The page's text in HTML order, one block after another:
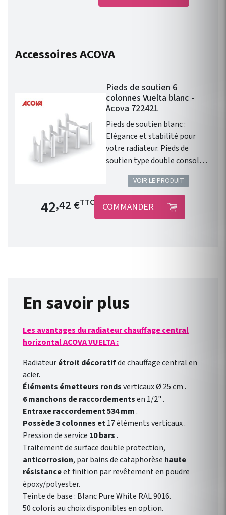
démontable blanche. 1 paire
écrou Ø 16,8 mm. 50 couleurs
50mm.
Accessoires ACOVA
Pieds de soutien 6
colonnes Vuelta blanc -
Acova 722421
Pieds de soutien blanc :
Elégance et stabilité pour
votre radiateur. Pieds de
soutien type double console
SOF amovible, pour Acova
VUELTA. Hauteur : 100mm.
Épaisseur : 6 colonnes.
Compatible : Chauffage
central : M6C5 / MMC5.
dans le même élan à travers
son offre de radiateurs de
chauffage électrique et de
radiateurs sèche-serviettes.
VOIR LE PRODUIT
Prix de base
42,42 €TTC COMMANDER
En savoir plus
Les avantages du radiateur chauffage central
horizontal ACOVA VUELTA :
Radiateurétroit décoratifde chauffage central en
acier.
Éléments émetteurs rondsverticaux Ø 25 cm .
6 manchons de raccordementsen 1/2" .
Entraxe raccordement 534 mm.
Possède 3 colonnes et17 éléments verticaux .
Pression de service 10 bars.
Traitement de surface double protection,
anticorrosion, par bains de cataphorèse haute
résistanceet finition par revêtement en poudre
époxy/polyester.
Teinte de base : Blanc Pure White RAL 9016.
50 coloris au choix disponibles en option.